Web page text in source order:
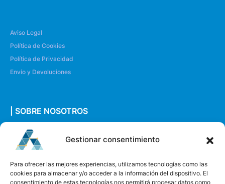
Gestionar consentimiento
Para ofrecer las mejores experiencias, utilizamos tecnologías como las
cookies para almacenar y/o acceder a la información del dispositivo. El
consentimiento de estas tecnologías nos permitirá procesar datos como
Aviso Legal
Política de Cookies
Política de Privacidad
Envío y Devoluciones
| SOBRE NOSOTROS
Quiénes somos
Envíanos un mensaje